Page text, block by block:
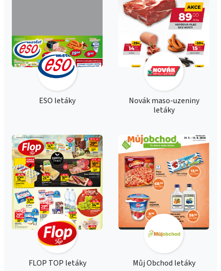
ESO letáky
Novák maso-uzeniny
letáky
FLOP TOP letáky Můj Obchod letáky